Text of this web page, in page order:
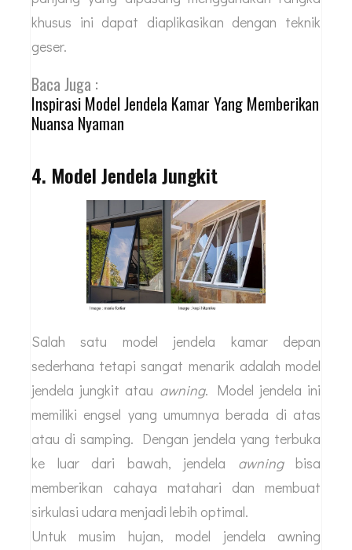
khusus ini dapat diaplikasikan dengan teknik
geser.
Baca Juga :
Inspirasi Model Jendela Kamar Yang Memberikan
Nuansa Nyaman
4. Model Jendela Jungkit
Salah satu model jendela kamar depan
sederhana tetapi sangat menarik adalah model
jendela jungkit atau awning. Model jendela ini
memiliki engsel yang umumnya berada di atas
atau di samping. Dengan jendela yang terbuka
ke luar dari bawah, jendela awningbisa
memberikan cahaya matahari dan membuat
sirkulasi udara menjadi lebih optimal.
Untuk musim hujan, model jendela awning